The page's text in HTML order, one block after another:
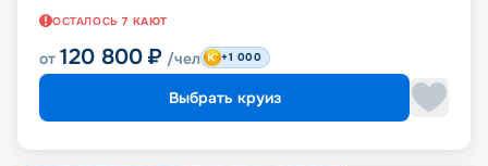
ОСТАЛОСЬ 7 КАЮТ
от 120 800 ₽ /чел +1 000
Выбрать круиз